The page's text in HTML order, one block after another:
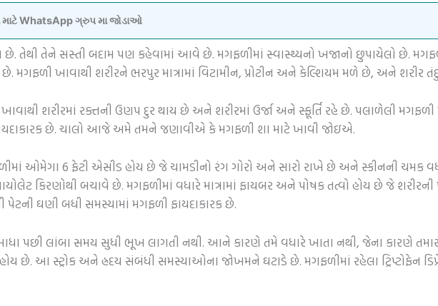
માટે WhatsApp ગ્રુપ મા જોડાઓ
તેથી તેને સસ્તી બદામ પણ કહેવામાં આવે છે. મગફળીમાં સ્વાસ્થ્યનો ખજાનો છુપાયેલો છે.
મગફળી ખાવાથી શરીરને ભરપુર માત્રામાં વિટામીન, પ્રોટીન અને કેલ્શિયમ મળે છે, અને શરીર
શરીરમાં રક્તની ઉણપ દુર થાય છે અને શરીરમાં ઉર્જા અને સ્ફૂર્તિ રહે છે. પલાળેલી મગફળી
છે. ચાલો આજે અમે તમને જણાવીએ કે મગફળી શા માટે ખાવી જોઇએ.
ઓમેગા 6 ફેટી એસીડ હોય છે જે ચામડીનો રંગ ગોરો અને સારો રાખે છે અને સ્કીનની ચમક
કિરણોથી બચાવે છે. મગફળીમાં વધારે માત્રામાં ફાયબર અને પોષક તત્વો હોય છે જે
ઘણી બધી સમસ્યામાં મગફળી ફાયદાકારક છે.
પછી લાંબા સમય સુધી ભૂખ લાગતી નથી. આને કારણે તમે વધારે ખાતા નથી, જેના કારણે
આ સ્ટ્રોક અને હ્રદય સંબંધી સમસ્યાઓના જોખમને ઘટાડે છે. મગફળીમાં રહેલા ટ્રિપ્ટોફેન